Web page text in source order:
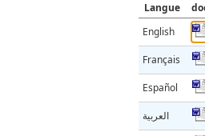
Langue
English
Français
Español
العربية